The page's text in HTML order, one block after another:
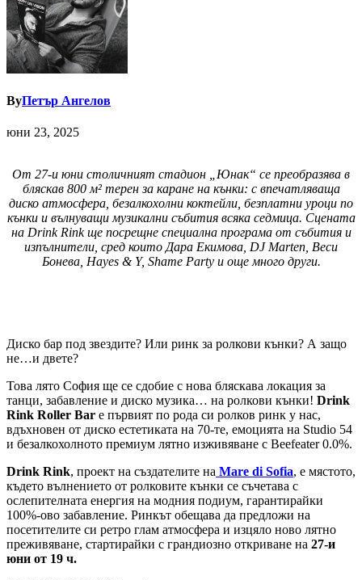
ByПетър Ангелов
юни 23, 2025
От 27-и юни столичният стадион „Юнак“ се преобразява в
бляскав 800 м² терен за каране на кънки: с впечатляваща
диско атмосфера, безалкохолни коктейли, безплатни уроци по
кънки и вълнуващи музикални събития всяка седмица. Сцената
на Drink Rink ще посрещне специална програма от събития и
изпълнители, сред които Дара Екимова, DJ Marten, Веси
Бонева, Hayes & Y, Shame Party и още много други.
Диско бар под звездите? Или ринк за ролкови кънки? А защо
не…и двете?
Това лято София ще се сдобие с нова бляскава локация за
танци, забавление и диско музика… на ролкови кънки! Drink
Rink Roller Bar е първият по рода си ролков ринк у нас,
вдъхновен от диско естетиката на 70-те, емоцията на Studio 54
и безалкохолното премиум лятно изживяване с Beefeater 0.0%.
Drink Rink, проект на създателите на Mare di Sofia, е мястото,
където вълнението от ролковите кънки се съчетава с
ослепителната енергия на модния подиум, гарантирайки
100%-ово забавление. Ринкът обещава да предложи на
посетителите си ретро глам атмосфера и изцяло ново лятно
преживяване, стартирайки с грандиозно откриване на 27-и
юни от 19 ч.